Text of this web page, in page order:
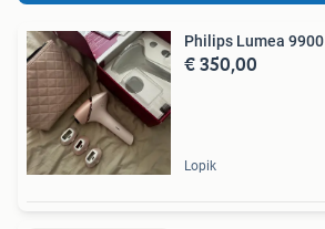
Philips Lumea 9900
€ 350,00
Lopik